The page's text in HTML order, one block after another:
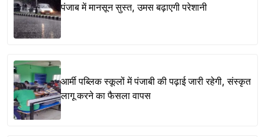
पंजाब में मानसून सुस्त, उमस बढ़ाएगी परेशानी
आर्मी पब्लिक स्कूलों में पंजाबी की पढ़ाई जारी रहेगी, संस्कृत
लागू करने का फैसला वापस